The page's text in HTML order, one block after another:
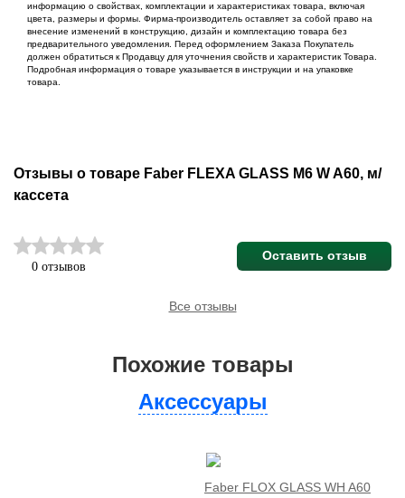
информацию о свойствах, комплектации и характеристиках товара, включая
цвета, размеры и формы. Фирма-производитель оставляет за собой право на
внесение изменений в конструкцию, дизайн и комплектацию товара без
предварительного уведомления. Перед оформлением Заказа Покупатель
должен обратиться к Продавцу для уточнения свойств и характеристик Товара.
Подробная информация о товаре указывается в инструкции и на упаковке
товара.
Отзывы о товаре Faber FLEXA GLASS M6 W A60, м/
кассета
0 отзывов
Оставить отзыв
Все отзывы
Похожие товары
Аксессуары
Faber FLOX GLASS WH A60